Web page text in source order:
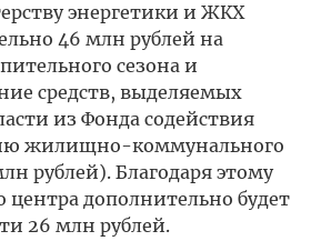
энергетики и ЖКХ
46 млн рублей на
сезона и
средств, выделяемых
из Фонда содействия
жилищно-коммунального
рублей). Благодаря этому
центра дополнительно будет
26 млн рублей.